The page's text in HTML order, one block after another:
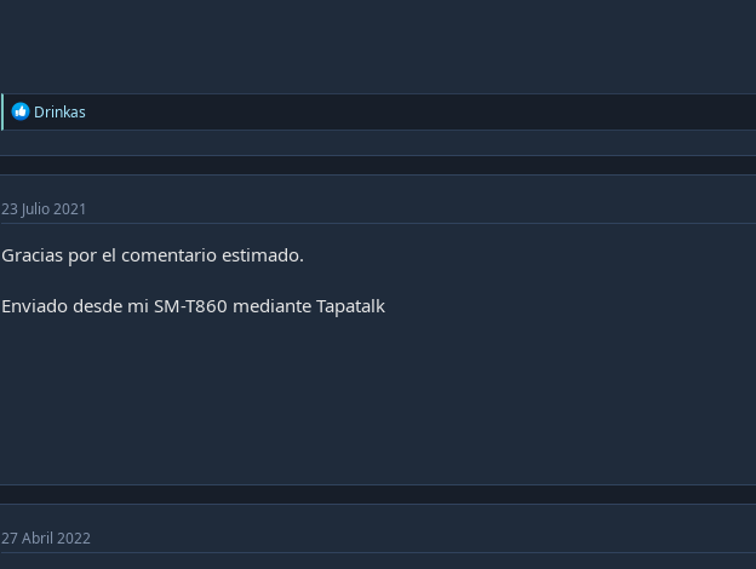
R
e
i
o
s
Drinkas
23 Julio 2021
Gracias por el comentario estimado.
Enviado desde mi SM-T860 mediante Tapatalk
27 Abril 2022